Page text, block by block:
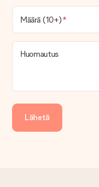
vaihtoehto tilauksesi
Maksu
Kuinka voin maksaa
Tarjoamme seuraavat
Saapunut lahja
Entä jos lahja ei ole
Olemme syvästi
Määrä (10+)
Huomautus
Lähetä